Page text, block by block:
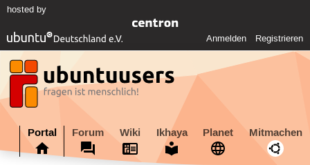
hosted by
Anmelden Registrieren
Portal Forum Wiki Ikhaya Planet Mitmachen